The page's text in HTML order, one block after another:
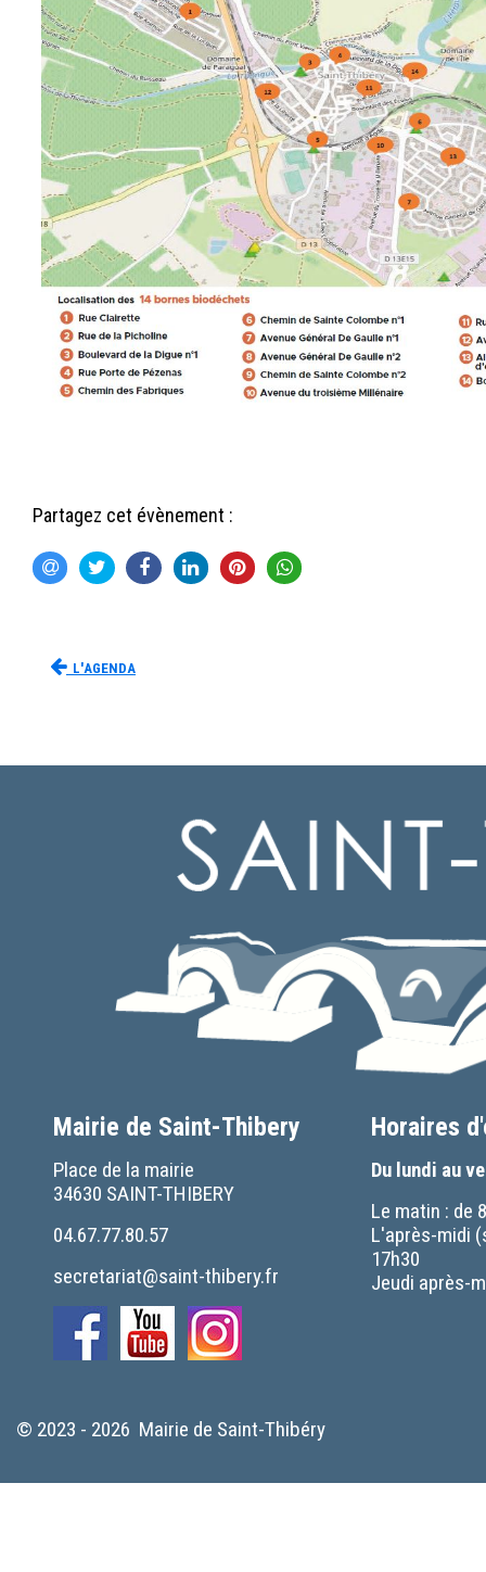
Partagez cet évènement :
L'agenda
Mairie de Saint-Thibery
Place de la mairie
34630 SAINT-THIBERY
04.67.77.80.57
secretariat@saint-thibery.fr
Horaires
Du lundi au
Le matin : de
L'après-midi
17h30
Jeudi après-
© 2023 - 2026 Mairie de Saint-Thibéry